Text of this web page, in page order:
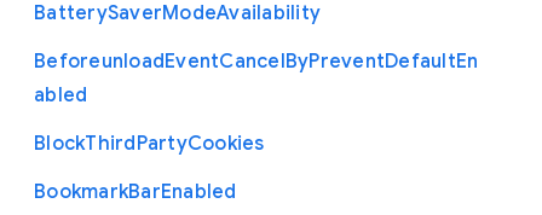
BatterySaverModeAvailability
BeforeunloadEventCancelByPreventDefaultEn
abled
BlockThirdPartyCookies
BookmarkBarEnabled